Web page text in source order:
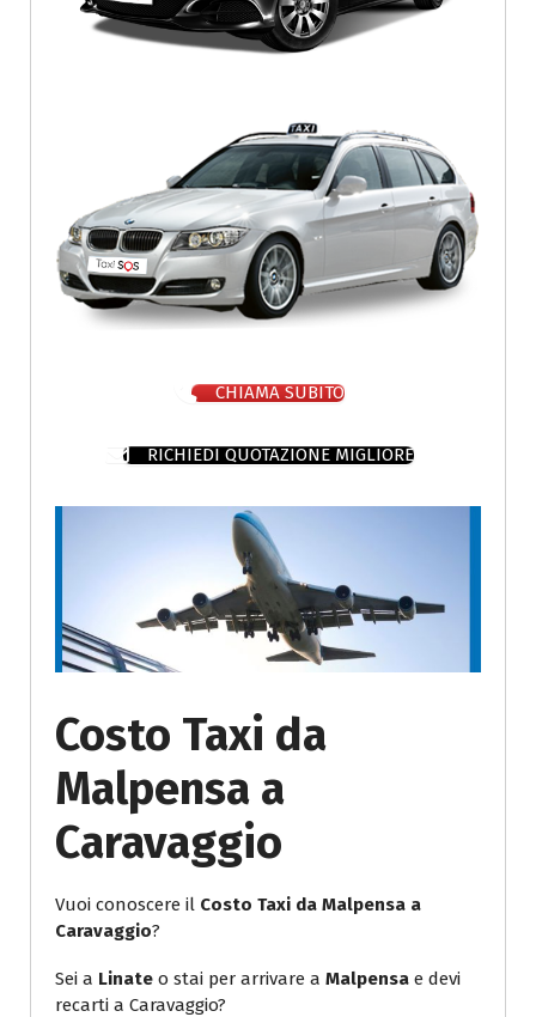
CHIAMA SUBITO
RICHIEDI QUOTAZIONE MIGLIORE
Costo Taxi da
Malpensa a
Caravaggio
Vuoi conoscere il Costo Taxi da Malpensa a
Caravaggio?
Sei a Linate o stai per arrivare a Malpensa e devi
recarti a Caravaggio?